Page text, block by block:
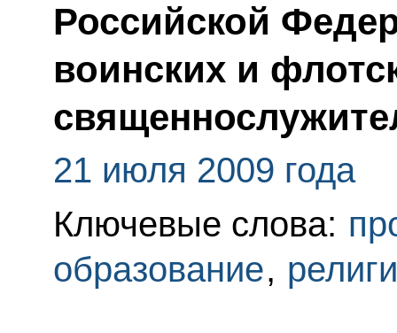
Российской
воинских и
21 июля 2009 года
Ключевые слова:
образование,